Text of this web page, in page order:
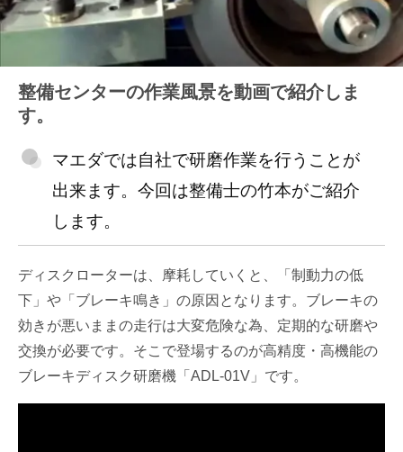
整備センターの作業風景を動画で紹介しま
す。
マエダでは自社で研磨作業を行うことが
出来ます。今回は整備士の竹本がご紹介
します。
ディスクローターは、摩耗していくと、「制動力の低
下」や「ブレーキ鳴き」の原因となります。ブレーキの
効きが悪いままの走行は大変危険な為、定期的な研磨や
交換が必要です。そこで登場するのが高精度・高機能の
ブレーキディスク研磨機「ADL-01V」です。